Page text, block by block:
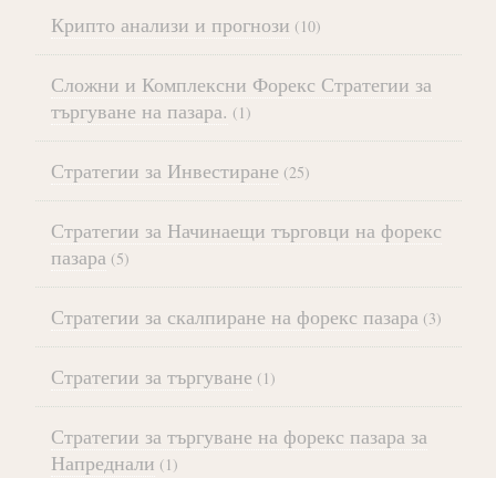
Крипто анализи и прогнози (10)
Сложни и Комплексни Форекс Стратегии за
търгуване на пазара. (1)
Стратегии за Инвестиране (25)
Стратегии за Начинаещи търговци на форекс
пазара (5)
Стратегии за скалпиране на форекс пазара (3)
Стратегии за търгуване (1)
Стратегии за търгуване на форекс пазара за
Напреднали (1)